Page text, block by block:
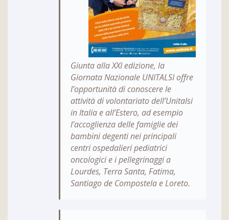
Giunta alla XXI edizione, la
Giornata Nazionale UNITALSI offre
l’opportunità di conoscere le
attività di volontariato dell’Unitalsi
in Italia e all’Estero, ad esempio
l’accoglienza delle famiglie dei
bambini degenti nei principali
centri ospedalieri pediatrici
oncologici e i pellegrinaggi a
Lourdes, Terra Santa, Fatima,
Santiago de Compostela e Loreto.